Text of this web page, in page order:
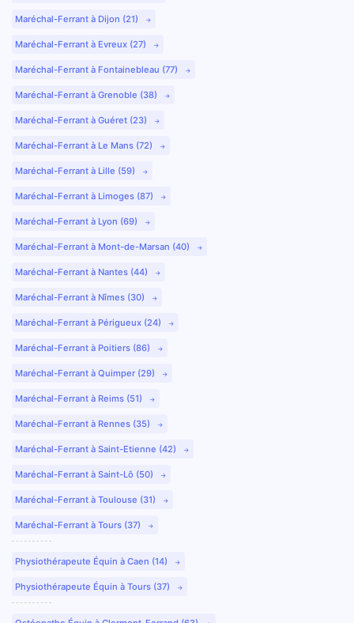
Maréchal-Ferrant à Dijon (21)
Maréchal-Ferrant à Evreux (27)
Maréchal-Ferrant à Fontainebleau (77)
Maréchal-Ferrant à Grenoble (38)
Maréchal-Ferrant à Guéret (23)
Maréchal-Ferrant à Le Mans (72)
Maréchal-Ferrant à Lille (59)
Maréchal-Ferrant à Limoges (87)
Maréchal-Ferrant à Lyon (69)
Maréchal-Ferrant à Mont-de-Marsan (40)
Maréchal-Ferrant à Nantes (44)
Maréchal-Ferrant à Nîmes (30)
Maréchal-Ferrant à Périgueux (24)
Maréchal-Ferrant à Poitiers (86)
Maréchal-Ferrant à Quimper (29)
Maréchal-Ferrant à Reims (51)
Maréchal-Ferrant à Rennes (35)
Maréchal-Ferrant à Saint-Etienne (42)
Maréchal-Ferrant à Saint-Lô (50)
Maréchal-Ferrant à Toulouse (31)
Maréchal-Ferrant à Tours (37)
Physiothérapeute Équin à Caen (14)
Physiothérapeute Équin à Tours (37)